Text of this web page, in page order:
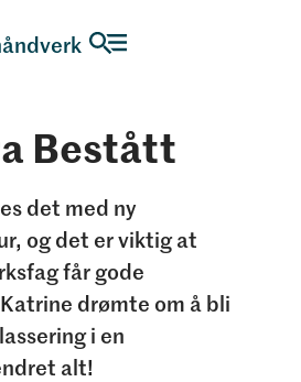
Bestått
det med ny
og det er viktig at
får gode
drømte om å bli
i en
alt!